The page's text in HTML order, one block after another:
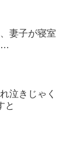
妻子が寝室
…
泣きじゃく
と